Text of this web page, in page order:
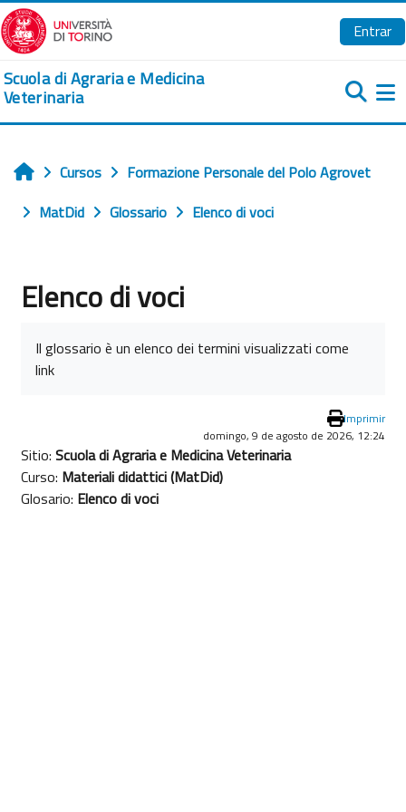
Salta al contenido principal
Entrar
Scuola di Agraria e Medicina
Veterinaria
Inicio
Cursos
Formazione Personale del Polo Agrovet
MatDid
Glossario Elenco di voci
Elenco di voci
Il glossario è un elenco dei termini visualizzati come
link
Imprimir
domingo, 9 de agosto de 2026, 12:24
Sitio: Scuola di Agraria e Medicina Veterinaria
Curso: Materiali didattici (MatDid)
Glosario: Elenco di voci